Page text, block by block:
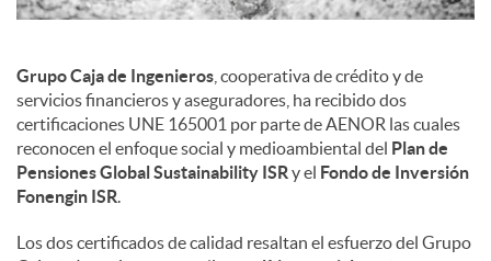
Grupo Caja de Ingenieros , cooperativa de crédito y de
servicios financieros y aseguradores, ha recibido dos
certificaciones UNE 165001 por parte de AENOR las cuales
reconocen el enfoque social y medioambiental del Plan de
Pensiones Global Sustainability ISRy el Fondo de Inversión
Fonengin ISR.
Los dos certificados de calidad resaltan el esfuerzo del Grupo